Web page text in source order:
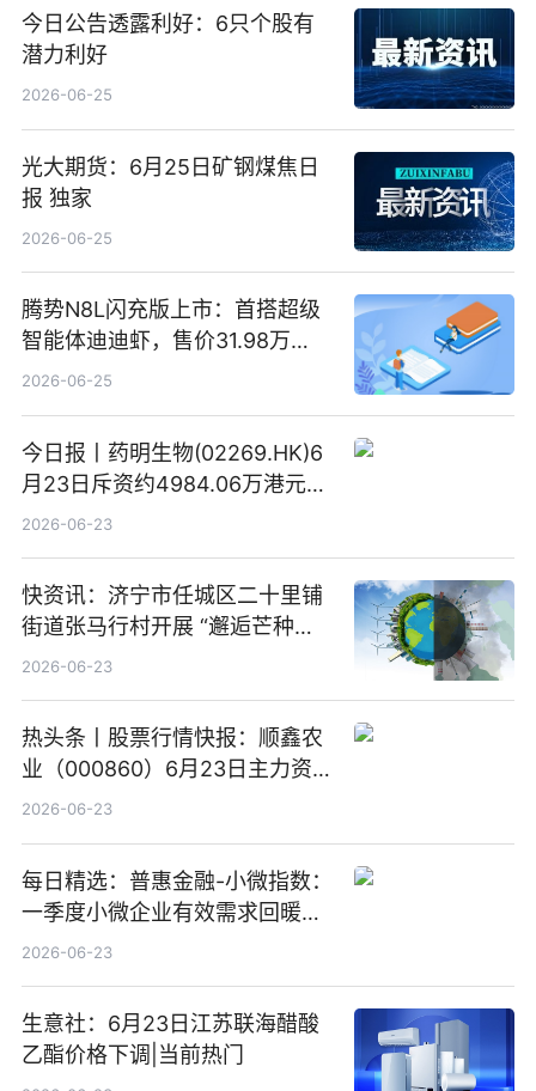
今日公告透露利好：6只个股有
潜力利好
2026-06-25
光大期货：6月25日矿钢煤焦日
报 独家
2026-06-25
腾势N8L闪充版上市：首搭超级
智能体迪迪虾，售价31.98万
元-34.98万元 焦点日报
2026-06-25
今日报丨药明生物(02269.HK)6
月23日斥资约4984.06万港元回
购160.50万股
2026-06-23
快资讯：济宁市任城区二十里铺
街道张马行村开展 “邂逅芒种节
气 传承农耕文化” 宣传活动
2026-06-23
热头条丨股票行情快报：顺鑫农
业（000860）6月23日主力资
金净卖出388.22万元
2026-06-23
每日精选：普惠金融-小微指数：
一季度小微企业有效需求回暖，
金融服务迈向可持续发展新阶段
2026-06-23
生意社：6月23日江苏联海醋酸
乙酯价格下调|当前热门